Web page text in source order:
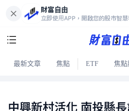
財富自由
立即使用APP，開啟您的股市智慧
最新文章 焦點 ETF 焦點
中興新村活化 南投縣